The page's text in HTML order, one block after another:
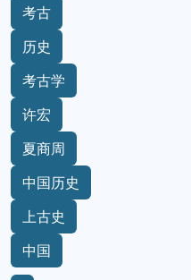
考古
历史
考古学
许宏
夏商周
中国历史
上古史
中国